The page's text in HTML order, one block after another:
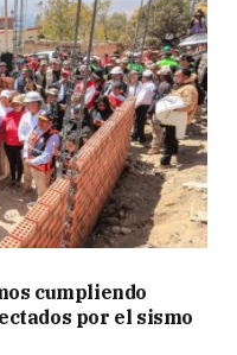
cumpliendo
por el sismo